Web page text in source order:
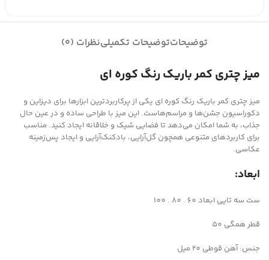
توضیحاتتوضیحات تکمیلینظرات (0)
میز چتری کمر باریک رنگ کوره ای
میز چتری کمر باریک رنگ کوره ای یکی از پرکاربردترین ابزارها برای دیزاین و
دکوراسیون جشن‌ها و مراسم‌هاست. این میز با طراحی ساده و در عین حال
جذاب، به شما امکان می‌دهد تا فضایی شیک و خلاقانه ایجاد کنید. مناسب
برای کاربردهای متنوعی همچون گل‌آرایی، بادکنک‌آرایی و ایجاد پس‌زمینه
عکاسی.
ابعاد:
ست سه تایی ابعاد 60 . 80 . 100
قطر همگی 50
جنس: آهن قوطی 20 میل